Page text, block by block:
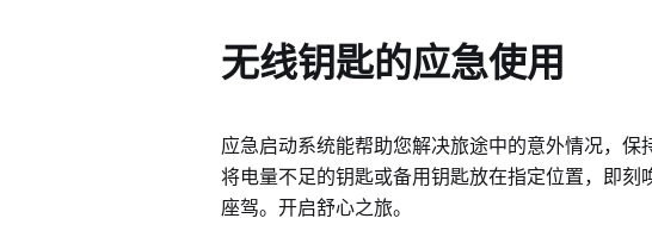
无线钥匙的应急使用
应急启动系统能帮助您解决旅途中的意外情况，保
将电量不足的钥匙或备用钥匙放在指定位置，即刻
座驾。开启舒心之旅。